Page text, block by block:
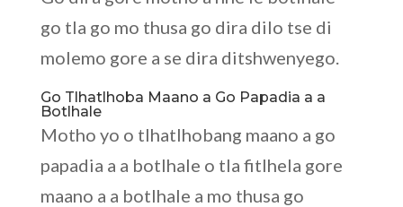
go tla go mo thusa go dira dilo tse di
molemo gore a se dira ditshwenyego.
Go Tlhatlhoba Maano a Go Papadia a a
Botlhale
Motho yo o tlhatlhobang maano a go
papadia a a botlhale o tla fitlhela gore
maano a a botlhale a mo thusa go